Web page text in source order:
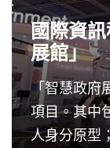
國際資
展館」
「智慧政府
項目。其中
人身分原型